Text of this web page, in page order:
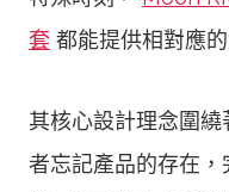
套 都能提供相對應
其核心設計理念圍
者忘記產品的存在